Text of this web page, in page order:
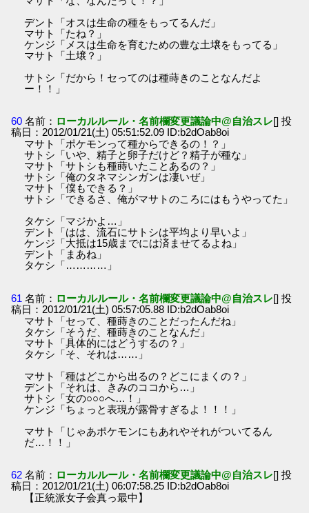
デント「オスは生命の種をもってるんだ」
マサト「たね？」
ケンジ「メスは生命を育むための豊な土壌をもってる」
マサト「土壌？」
サトシ「だから！セってのは種蒔きのことなんだよ
ー！！」
60 名前： ローカルルール・名前欄変更議論中@自治スレ[] 投
稿日：2012/01/21(土) 05:51:52.09 ID:b2dOab8oi
マサト「ポケモンって種からできるの！？」
サトシ「いや、精子と卵子だけど？精子が種な」
マサト「サトシも種蒔いたことあるの？」
サトシ「俺のタネマシンガンは凄いぜ」
マサト「僕もできる？」
サトシ「できるさ、俺がマサトのころにはもうやってた」
タケシ「マジかよ…」
デント「はは、流石にサトシは平均より早いよ」
ケンジ「大抵は15歳までには済ませてるよね」
デント「まあね」
タケシ「…………」
61 名前： ローカルルール・名前欄変更議論中@自治スレ[] 投
稿日：2012/01/21(土) 05:57:05.88 ID:b2dOab8oi
マサト「セって、種蒔きのことだったんだね」
タケシ「そうだ、種蒔きのことなんだ」
マサト「具体的にはどうするの？」
タケシ「そ、それは……」
マサト「種はどこから出るの？どこにまくの？」
デント「それは、きみのココから…」
サトシ「女の○○○へ…！」
ケンジ「ちょっと表現が露骨すぎるよ！！！」
マサト「じゃあポケモンにもあれやそれがついてるん
だ…！！」
62 名前： ローカルルール・名前欄変更議論中@自治スレ[] 投
稿日：2012/01/21(土) 06:07:58.25 ID:b2dOab8oi
【正統派女子会真っ最中】